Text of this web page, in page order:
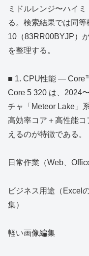
ミドルレンジ〜ハイ
る。検索結果では同
10（83RR00BYJP）
を整理する。
■ 1. CPU性能 ―
Core 5 320 は、2024
チャ「Meteor Lake」
高効率コア＋高性能
えるのが特徴である。
日常作業（Web、
ビジネス用途（Excel
集）
軽い画像編集